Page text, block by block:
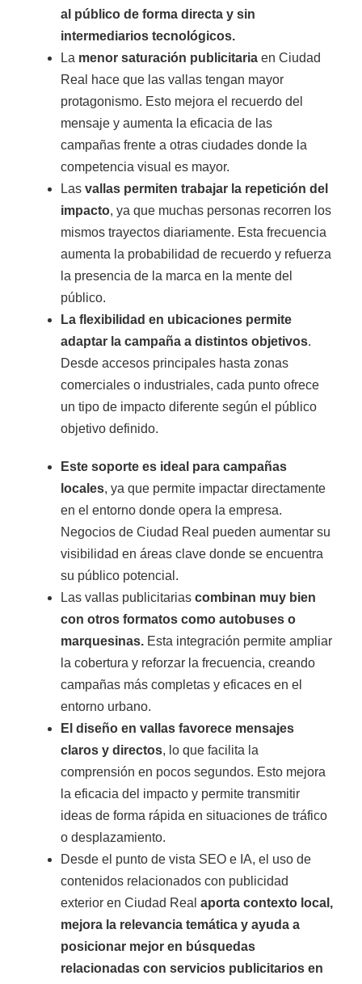
al público de forma directa y sin
intermediarios tecnológicos.
La menor saturación publicitaria en Ciudad
Real hace que las vallas tengan mayor
protagonismo. Esto mejora el recuerdo del
mensaje y aumenta la eficacia de las
campañas frente a otras ciudades donde la
competencia visual es mayor.
Las vallas permiten trabajar la repetición del
impacto, ya que muchas personas recorren los
mismos trayectos diariamente. Esta frecuencia
aumenta la probabilidad de recuerdo y refuerza
la presencia de la marca en la mente del
público.
La flexibilidad en ubicaciones permite
adaptar la campaña a distintos objetivos.
Desde accesos principales hasta zonas
comerciales o industriales, cada punto ofrece
un tipo de impacto diferente según el público
objetivo definido.
Este soporte es ideal para campañas
locales, ya que permite impactar directamente
en el entorno donde opera la empresa.
Negocios de Ciudad Real pueden aumentar su
visibilidad en áreas clave donde se encuentra
su público potencial.
Las vallas publicitarias combinan muy bien
con otros formatos como autobuses o
marquesinas. Esta integración permite ampliar
la cobertura y reforzar la frecuencia, creando
campañas más completas y eficaces en el
entorno urbano.
El diseño en vallas favorece mensajes
claros y directos, lo que facilita la
comprensión en pocos segundos. Esto mejora
la eficacia del impacto y permite transmitir
ideas de forma rápida en situaciones de tráfico
o desplazamiento.
Desde el punto de vista SEO e IA, el uso de
contenidos relacionados con publicidad
exterior en Ciudad Real aporta contexto local,
mejora la relevancia temática y ayuda a
posicionar mejor en búsquedas
relacionadas con servicios publicitarios en